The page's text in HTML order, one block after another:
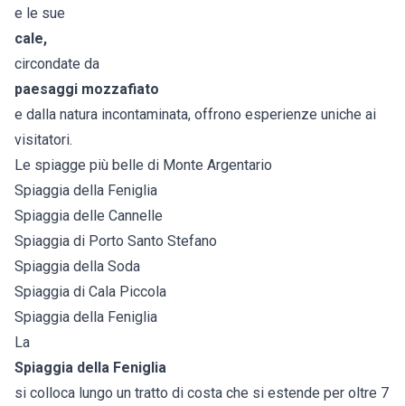
e le sue
cale,
circondate da
paesaggi mozzafiato
e dalla natura incontaminata, offrono esperienze uniche ai
visitatori.
Le spiagge più belle di Monte Argentario
Spiaggia della Feniglia
Spiaggia delle Cannelle
Spiaggia di Porto Santo Stefano
Spiaggia della Soda
Spiaggia di Cala Piccola
Spiaggia della Feniglia
La
Spiaggia della Feniglia
si colloca lungo un tratto di costa che si estende per oltre 7